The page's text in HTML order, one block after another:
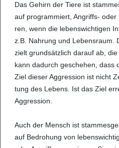
Das Gehirn der Tiere ist
auf pro­gram­miert, Angriffs-
ren, wenn die lebens­wich­ti­gen
z.B. Nah­rung und Lebens­raum.
zielt grund­sätz­lich dar­auf ab,
kann dadurch gesche­hen, dass
Ziel die­ser Aggres­sion ist nicht
tung des Lebens. Ist das Ziel
Aggres­sion.
Auch der Mensch ist
auf Bedro­hung von